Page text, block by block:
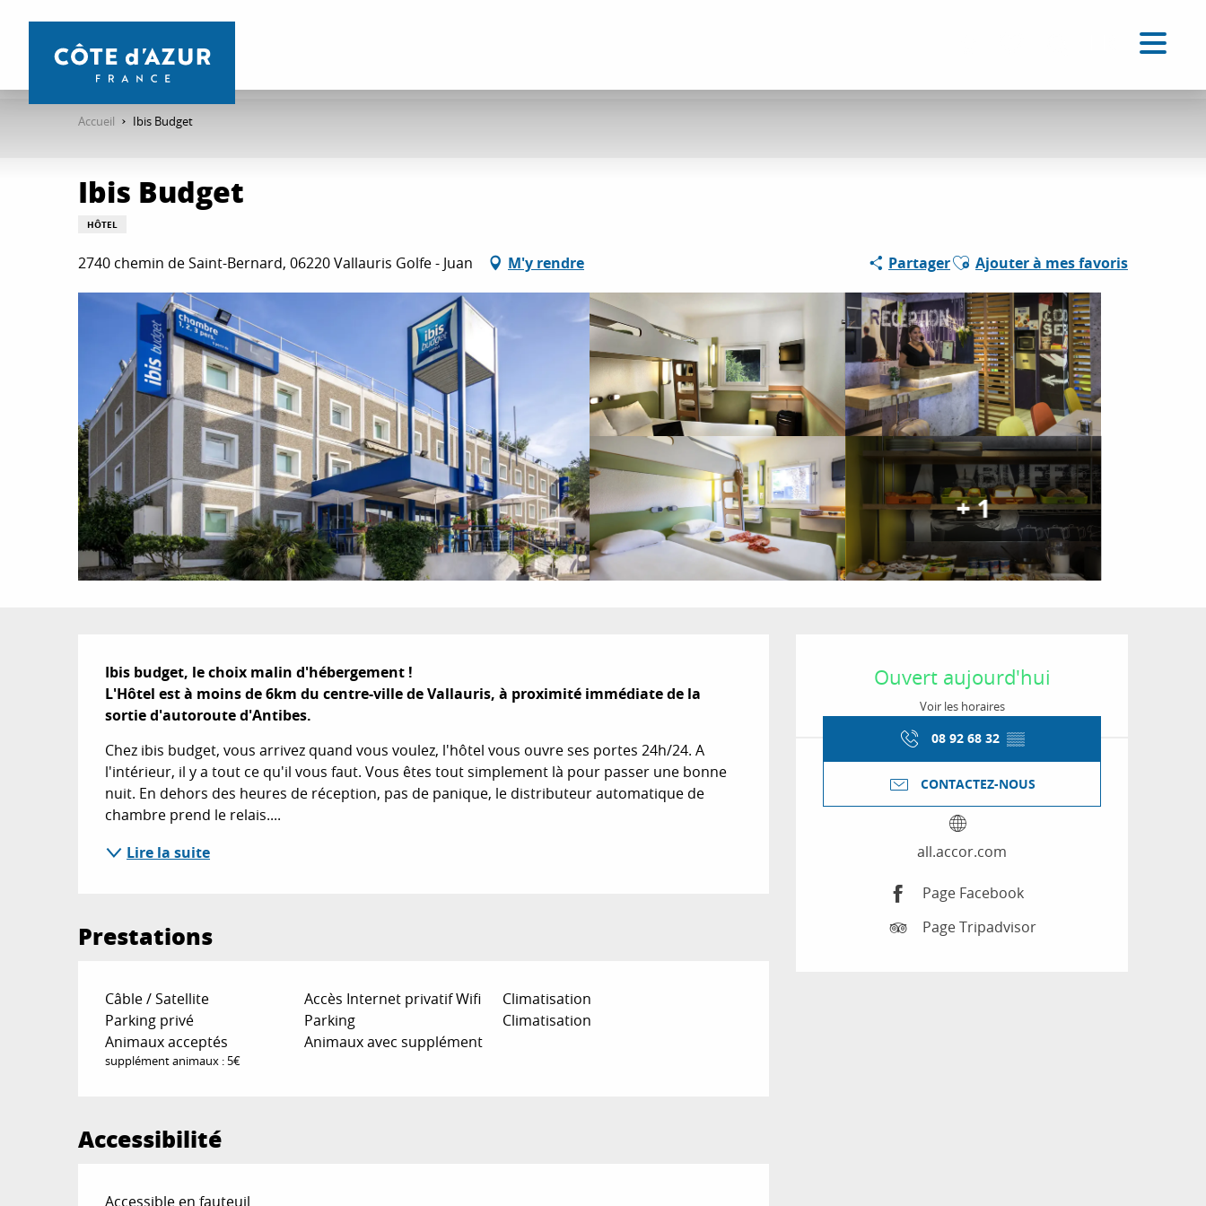
contenu
Accueil Ibis Budget
Ibis Budget
HÔTEL
2740 chemin de Saint-Bernard, 06220 Vallauris Golfe - Juan M'y rendre PartagerAjouter aux favoris
Ajouter à mes favoris
+ 1
Ouverture et
Ouvert aujourd'hui
Voir les horaires
08 92 68 32 ▒▒
CONTACTEZ-NOUS
all.accor.com
Page Facebook
Page Tripadvisor
Description
Ibis budget, le choix malin d'hébergement !
L'Hôtel est à moins de 6km du centre-ville de Vallauris, à proximité immédiate de la
sortie d'autoroute d'Antibes.
Chez ibis budget, vous arrivez quand vous voulez, l'hôtel vous ouvre ses portes 24h/24. A
l'intérieur, il y a tout ce qu'il vous faut. Vous êtes tout simplement là pour passer une bonne
nuit. En dehors des heures de réception, pas de panique, le distributeur automatique de
chambre prend le relais....
Lire la suite
Prestations
Câble / Satellite Accès Internet privatif Wifi
Climatisation
Parking privé
Parking
Climatisation
Animaux acceptés
supplément animaux : 5€
Animaux avec supplément
Accessibilité
Accessible en fauteuil